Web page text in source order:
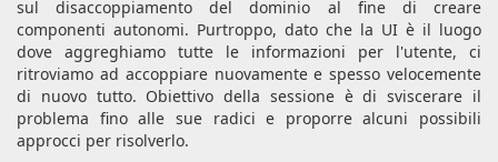
sul disaccoppiamento del dominio al fine di creare
componenti autonomi. Purtroppo, dato che la UI è il luogo
dove aggreghiamo tutte le informazioni per l'utente, ci
ritroviamo ad accoppiare nuovamente e spesso velocemente
di nuovo tutto. Obiettivo della sessione è di sviscerare il
problema fino alle sue radici e proporre alcuni possibili
approcci per risolverlo.